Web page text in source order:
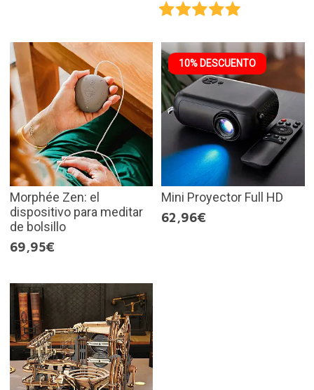
Morphée Zen: el
dispositivo para meditar
de bolsillo
69,95€
10% DESCUENTO
Mini Proyector Full HD
62,96€